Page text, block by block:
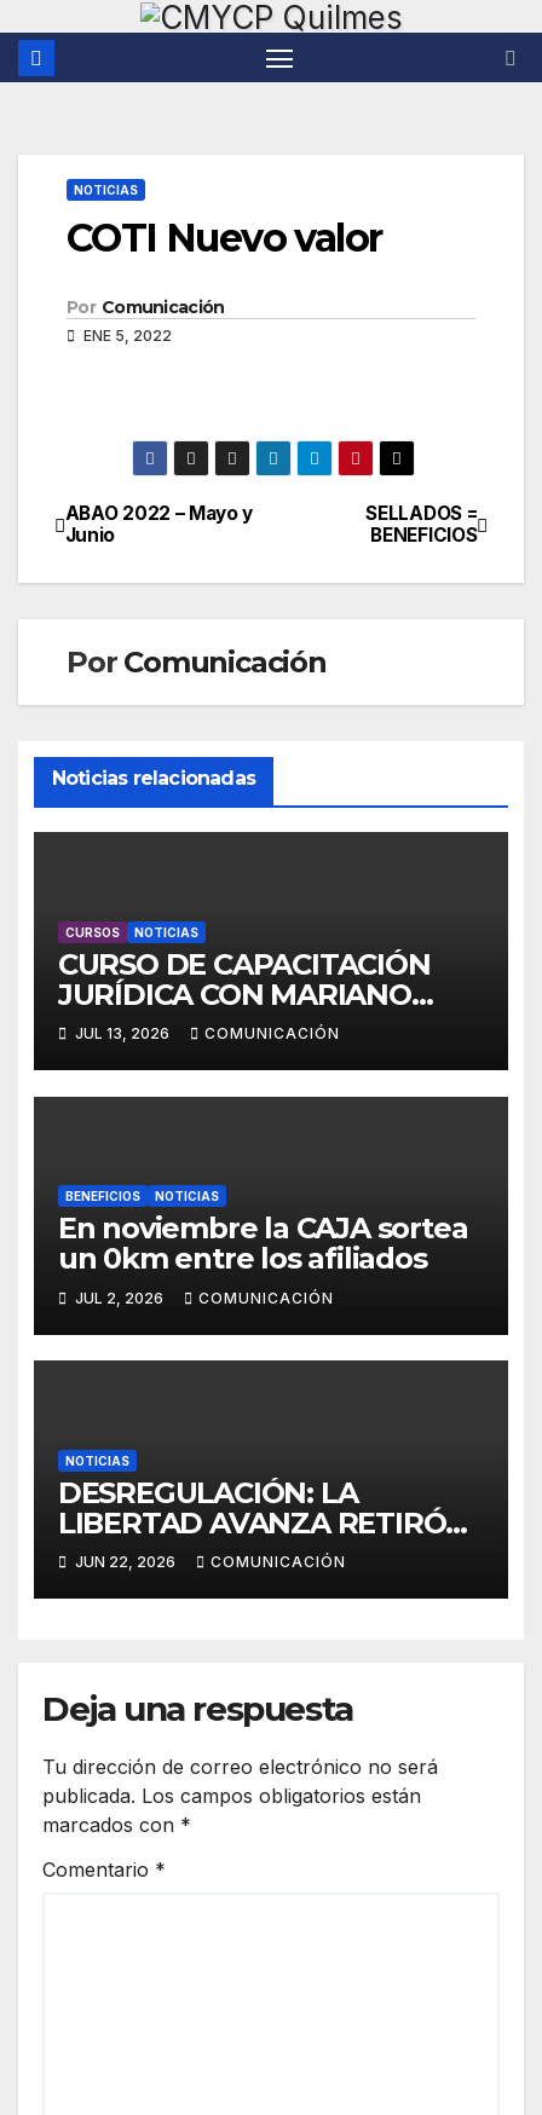
contenido
NOTICIAS
COTI Nuevo valor
Por Comunicación
ENE 5, 2022
Navegación
de
SELLADOS =
BENEFICIOS
ABAO 2022 – Mayo y
Junio
Por Comunicación
Noticias relacionadas
CURSOS NOTICIAS
CURSO DE CAPACITACIÓN
JURÍDICA CON MARIANO
ESPER
JUL 13, 2026 COMUNICACIÓN
BENEFICIOS NOTICIAS
En noviembre la CAJA sortea
un 0km entre los afiliados
JUL 2, 2026 COMUNICACIÓN
NOTICIAS
DESREGULACIÓN: LA
LIBERTAD AVANZA RETIRÓ
EL PROYECTO DE LEY EN
JUN 22, 2026 COMUNICACIÓN
Deja una respuesta
Tu dirección de correo electrónico no será
publicada. Los campos obligatorios están
marcados con *
Comentario *